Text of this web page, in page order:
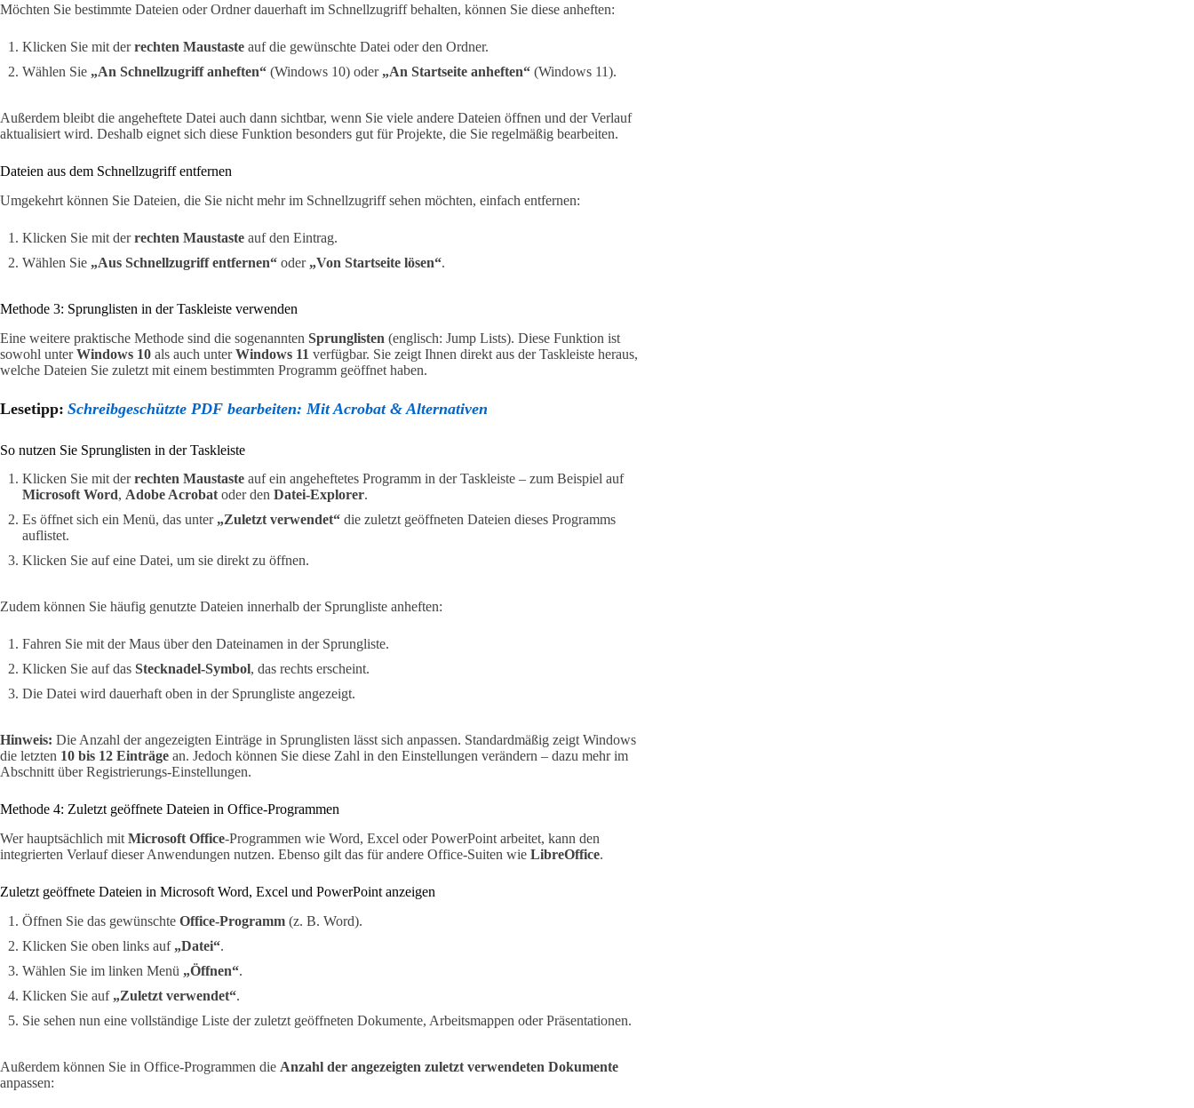
Möchten Sie bestimmte Dateien oder Ordner dauerhaft im Schnellzugriff behalten, können Sie diese anheften:
Klicken Sie mit derrechten Maustaste auf die gewünschte Datei oder den Ordner.
Wählen Sie „An Schnellzugriff anheften“ (Windows 10) oder „An Startseite anheften“ (Windows 11).
Außerdem bleibt die angeheftete Datei auch dann sichtbar, wenn Sie viele andere Dateien öffnen und der Verlauf
aktualisiert wird. Deshalb eignet sich diese Funktion besonders gut für Projekte, die Sie regelmäßig bearbeiten.
Dateien aus dem Schnellzugriff entfernen
Umgekehrt können Sie Dateien, die Sie nicht mehr im Schnellzugriff sehen möchten, einfach entfernen:
Klicken Sie mit derrechten Maustaste auf den Eintrag.
Wählen Sie „Aus Schnellzugriff entfernen“ oder „Von Startseite lösen“.
Methode 3: Sprunglisten in der Taskleiste verwenden
Eine weitere praktische Methode sind die sogenannten Sprunglisten (englisch: Jump Lists). Diese Funktion ist
sowohl unterWindows 10 als auch unterWindows 11 verfügbar. Sie zeigt Ihnen direkt aus der Taskleiste heraus,
welche Dateien Sie zuletzt mit einem bestimmten Programm geöffnet haben.
Lesetipp: Schreibgeschützte PDF bearbeiten: Mit Acrobat & Alternativen
So nutzen Sie Sprunglisten in der Taskleiste
Klicken Sie mit derrechten Maustaste auf ein angeheftetes Programm in der Taskleiste – zum Beispiel auf
Microsoft Word, Adobe Acrobat oder den Datei-Explorer.
Es öffnet sich ein Menü, das unter „Zuletzt verwendet“ die zuletzt geöffneten Dateien dieses Programms
auflistet.
Klicken Sie auf eine Datei, um sie direkt zu öffnen.
Zudem können Sie häufig genutzte Dateien innerhalb der Sprungliste anheften:
Fahren Sie mit der Maus über den Dateinamen in der Sprungliste.
Klicken Sie auf das Stecknadel-Symbol, das rechts erscheint.
Die Datei wird dauerhaft oben in der Sprungliste angezeigt.
Hinweis: Die Anzahl der angezeigten Einträge in Sprunglisten lässt sich anpassen. Standardmäßig zeigt Windows
die letzten 10 bis 12 Einträge an. Jedoch können Sie diese Zahl in den Einstellungen verändern – dazu mehr im
Abschnitt über Registrierungs-Einstellungen.
Methode 4: Zuletzt geöffnete Dateien in Office-Programmen
Wer hauptsächlich mit Microsoft Office-Programmen wie Word, Excel oder PowerPoint arbeitet, kann den
integrierten Verlauf dieser Anwendungen nutzen. Ebenso gilt das für andere Office-Suiten wie LibreOffice.
Zuletzt geöffnete Dateien in Microsoft Word, Excel und PowerPoint anzeigen
Öffnen Sie das gewünschte Office-Programm (z. B. Word).
Klicken Sie oben links auf „Datei“.
Wählen Sie im linken Menü „Öffnen“.
Klicken Sie auf „Zuletzt verwendet“.
Sie sehen nun eine vollständige Liste der zuletzt geöffneten Dokumente, Arbeitsmappen oder Präsentationen.
Außerdem können Sie in Office-Programmen die Anzahl der angezeigten zuletzt verwendeten Dokumente
anpassen: